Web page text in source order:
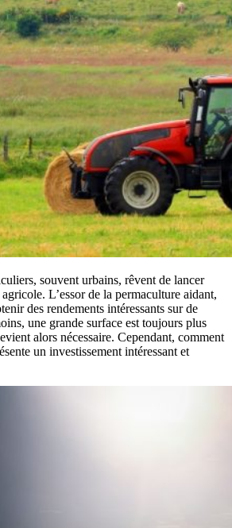
souvent urbains, rêvent de lancer
L’essor de la permaculture aidant,
des rendements intéressants sur de
une grande surface est toujours plus
alors nécessaire. Cependant, comment
un investissement intéressant et